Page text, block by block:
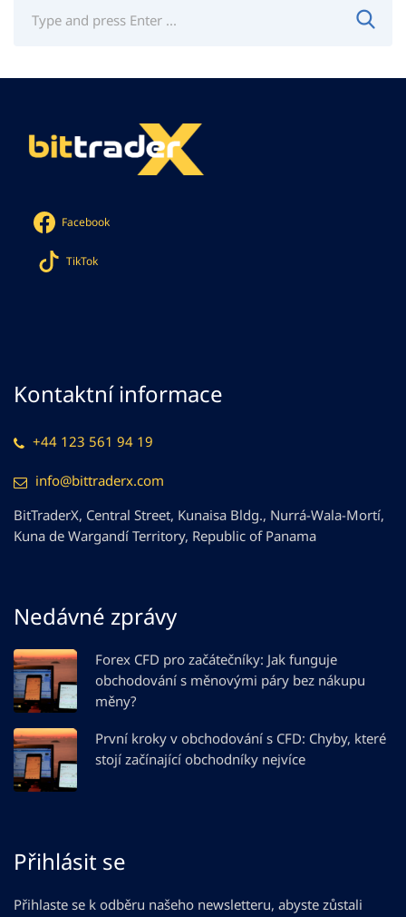
Facebook
TikTok
Kontaktní informace
+44 123 561 94 19
info@bittraderx.com
BitTraderX, Central Street, Kunaisa Bldg., Nurrá-Wala-Mortí,
Kuna de Wargandí Territory, Republic of Panama
Nedávné zprávy
Forex CFD pro začátečníky: Jak funguje
obchodování s měnovými páry bez nákupu
měny?
První kroky v obchodování s CFD: Chyby, které
stojí začínající obchodníky nejvíce
Přihlásit se
Přihlaste se k odběru našeho newsletteru, abyste zůstali